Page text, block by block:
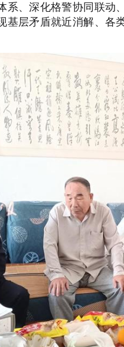
系、深化格警协同联动
基层矛盾就近消解、各